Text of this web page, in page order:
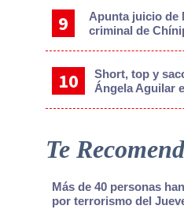
Apunta juicio de
criminal de
Short, top y
Ángela Aguilar
Te
Más de 40 personas
por terrorismo del